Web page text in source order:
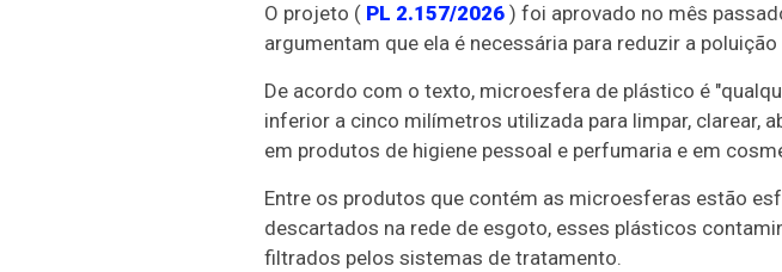
O projeto ( PL 2.157/2026) foi aprovado no mês
argumentam que ela é necessária para reduzir a
De acordo com o texto, microesfera de plástico é
inferior a cinco milímetros utilizada para limpar, clarear,
em produtos de higiene pessoal e perfumaria e em
Entre os produtos que contém as microesferas estão
descartados na rede de esgoto, esses plásticos
filtrados pelos sistemas de tratamento.